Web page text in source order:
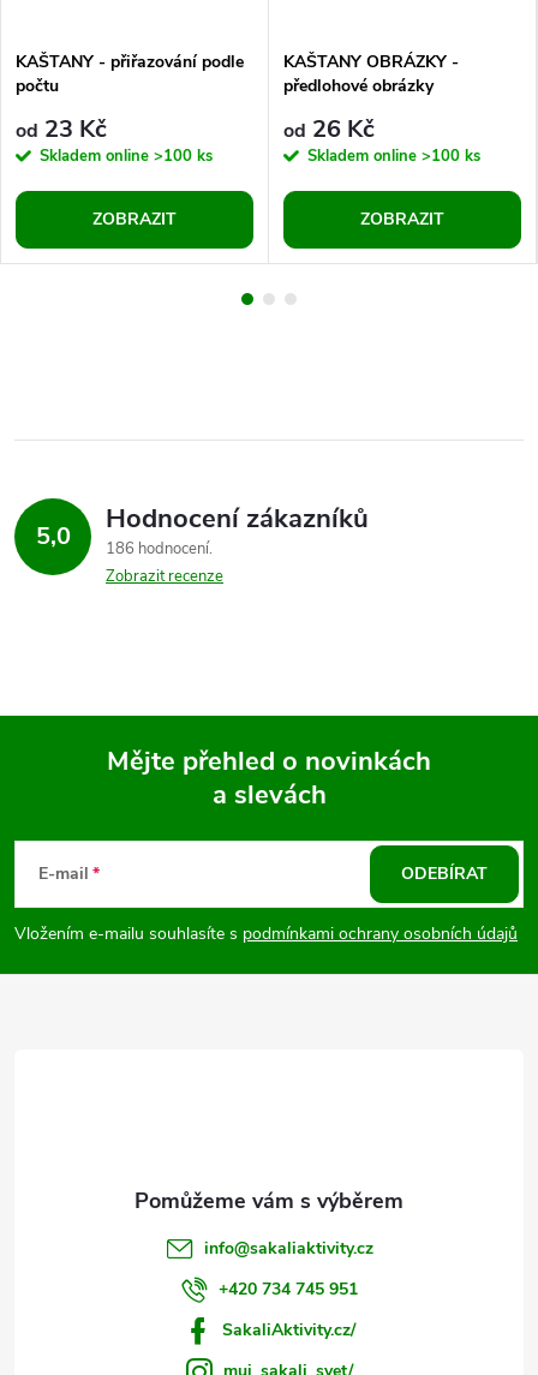
KAŠTANY - přiřazování podle
počtu
od 23 Kč
Skladem online >100 ks
ZOBRAZIT
KAŠTANY OBRÁZKY -
předlohové obrázky
od 26 Kč
Skladem online >100 ks
ZOBRAZIT
5,0 Hodnocení zákazníků
186 hodnocení
Zobrazit recenze
p
Mějte přehled o novinkách
a slevách
E-mail
Vložením e-mailu souhlasíte s podmínkami ochrany osobních údajů
ODEBÍRAT
info@sakaliaktivity.cz
+420 734 745 951
SakaliAktivity.cz/